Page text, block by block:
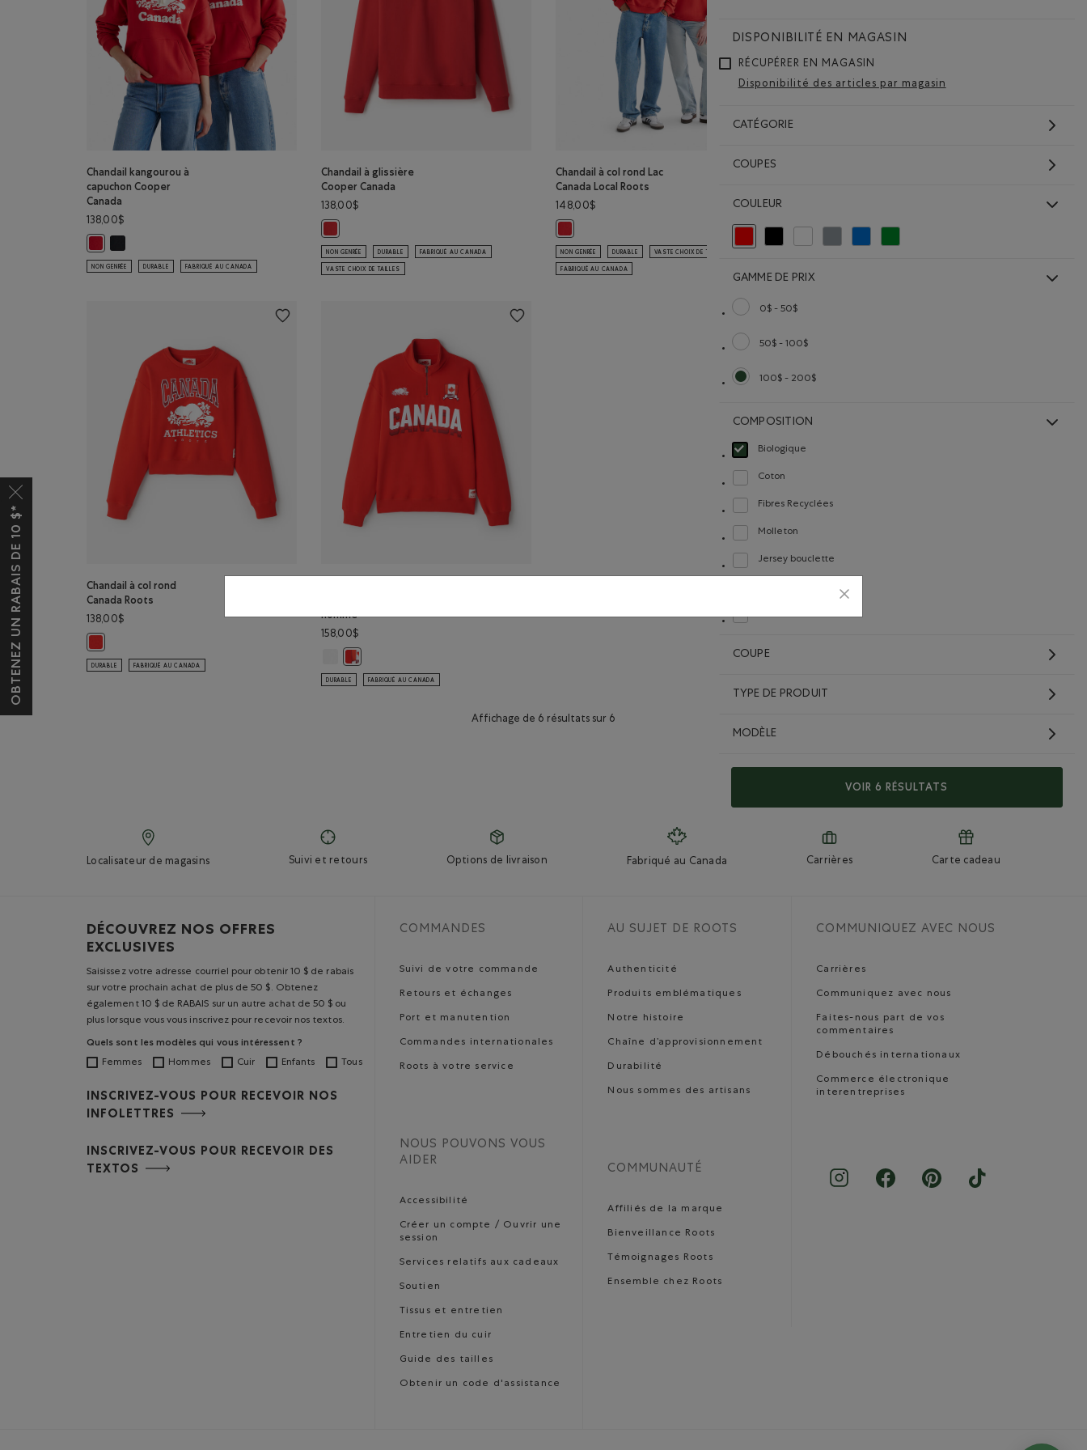
DISPONIBILITÉ EN MAGASIN
RÉCUPÉRER EN MAGASIN
Disponibilité des articles par magasin
CATÉGORIE
COUPES
COULEUR
Choisir Classé selon Couleur : Rouge et Rose
Classer selon Couleur : Noir
Classer selon Couleur : Blanc et Naturel
Classer selon Couleur : Gris
Classer selon Couleur : Bleu
Classer selon Couleur : Vert
GAMME DE PRIX
0$ - 50$
Classer selon Gamme de prix : 0$ - 50$
50$ - 100$
Classer selon Gamme de prix : 50$ - 100$
100$ - 200$
Choisir Classé selon Gamme de prix : 100$ - 200$
COMPOSITION
Biologique
Choisir Classé selon Composition :
Coton
Classer selon Composition : Coton(Cotton)
Fibres Recyclées
Classer selon Composition : FibresRecyclées(RecycledFibres)
Molleton
Classer selon Composition : Molleton(Fleece)
Jersey bouclette
Classer selon Composition : Jerseybouclette(FrenchTerry)
Classer selon Composition : Cuir(Leather)
Cuir Cervino
Classer selon Composition : CuirCervino(CervinoLeather)
COUPE
TYPE DE PRODUIT
MODÈLE
VOIR 6 RÉSULTATS
Chandail kangourou à
capuchon Cooper
Canada
138,00$
Chandail kangourou à capuchon Cooper Canada: NOIR Couleur
NON GENRÉE DURABLE FABRIQUÉ AU CANADA
Chandail à glissière
Cooper Canada
138,00$
NON GENRÉE DURABLE FABRIQUÉ AU CANADA
VASTE CHOIX DE TAILLES
Chandail à col rond Lac
Canada Local Roots
148,00$
Chandail à col rond Lac Canada Local Roots: ROUGE SAUGE Couleur
NON GENRÉE DURABLE VASTE CHOIX DE TAILLES
FABRIQUÉ AU CANADA
Chandail à col rond Cooper Canada: ROUGE SAUGE Couleur
Chandail à col rond
Canada Roots
138,00$
Chandail à col rond Canada Roots: ROUGE CERISE Couleur
DURABLE FABRIQUÉ AU CANADA
homme
158,00$
Chandail à glissière un quart Canada Roots homme: BLANC Couleur
Chandail à glissière un quart Canada Roots homme: ROUGE CERISE Couleur
DURABLE FABRIQUÉ AU CANADA
Affichage de 6 résultats sur 6
Localisateur de magasins Suivi et retours Options de livraison Fabriqué au Canada Carrières Carte cadeau
DÉCOUVREZ NOS OFFRES
EXCLUSIVES
Saisissez votre adresse courriel pour obtenir 10 $ de rabais
sur votre prochain achat de plus de 50 $. Obtenez
également 10 $ de RABAIS sur un autre achat de 50 $ ou
plus lorsque vous vous inscrivez pour recevoir nos textos.
Quels sont les modèles qui vous intéressent ?
Femmes Hommes Cuir Enfants Tous
INSCRIVEZ-VOUS POUR RECEVOIR NOS
INFOLETTRES
INSCRIVEZ-VOUS POUR RECEVOIR DES
TEXTOS
COMMANDES
Suivi de votre commande
Retours et échanges
Port et manutention
Commandes internationales
Roots à votre service
NOUS POUVONS VOUS
AIDER
Accessibilité
Créer un compte / Ouvrir une
session
Services relatifs aux cadeaux
Soutien
Tissus et entretien
Entretien du cuir
Guide des tailles
Obtenir un code d'assistance
AU SUJET DE ROOTS
Authenticité
Produits emblématiques
Notre histoire
Chaîne d’approvisionnement
Durabilité
Nous sommes des artisans
COMMUNAUTÉ
Affiliés de la marque
Bienveillance Roots
Témoignages Roots
Ensemble chez Roots
COMMUNIQUEZ AVEC NOUS
Carrières
Communiquez avec nous
Faites-nous part de vos
commentaires
Débouchés internationaux
Commerce électronique
interentreprises
OBTENEZ UN RABAIS DE 10 $*